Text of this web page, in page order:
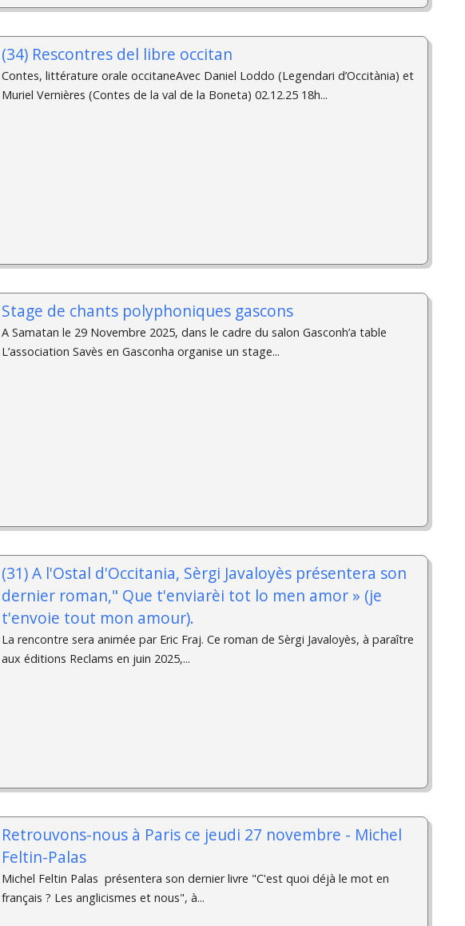
(34) Rescontres del libre occitan
Contes, littérature orale occitaneAvec Daniel Loddo (Legendari d’Occitània) et
Muriel Vernières (Contes de la val de la Boneta) 02.12.25 18h...
Stage de chants polyphoniques gascons
A Samatan le 29 Novembre 2025, dans le cadre du salon Gasconh’a table
L’association Savès en Gasconha organise un stage...
(31) A l'Ostal d'Occitania, Sèrgi Javaloyès présentera son
dernier roman," Que t'enviarèi tot lo men amor » (je
t'envoie tout mon amour).
La rencontre sera animée par Eric Fraj. Ce roman de Sèrgi Javaloyès, à paraître
aux éditions Reclams en juin 2025,...
Retrouvons-nous à Paris ce jeudi 27 novembre - Michel
Feltin-Palas
Michel Feltin Palas présentera son dernier livre "C'est quoi déjà le mot en
français ? Les anglicismes et nous", à...